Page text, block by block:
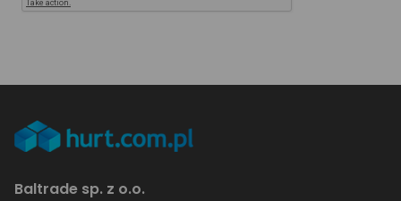
Baltrade sp. z o.o.